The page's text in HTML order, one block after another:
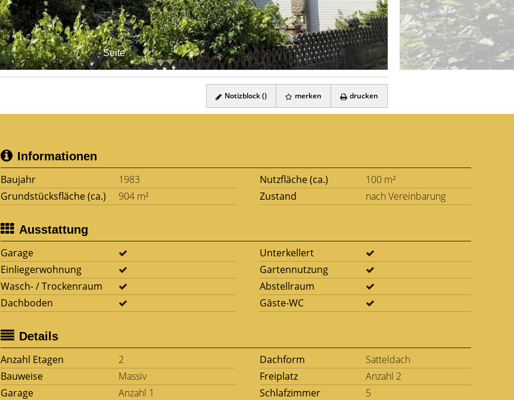
Seite
Notizblock () merken drucken
Informationen
Baujahr
1983 Nutzfläche (ca.)
100 m²
Grundstücksfläche (ca.)
904 m² Zustand nach Vereinbarung
Ausstattung
Garage
Unterkellert
Einliegerwohnung
Gartennutzung
Wasch- / Trockenraum
Abstellraum
Dachboden
Gäste-WC
Details
Anzahl Etagen
2 Dachform
Satteldach
Bauweise
Massiv Freiplatz
Anzahl 2
Garage
Anzahl 1 Schlafzimmer
5